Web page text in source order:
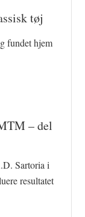
tøj
fundet hjem
– del
Sartoria i
resultatet